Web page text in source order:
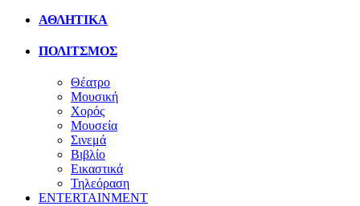
ΑΘΛΗΤΙΚΑ
ΠΟΛΙΤΣΜΟΣ
Θέατρο
Μουσική
Χορός
Μουσεία
Σινεμά
Βιβλίο
Εικαστικά
Τηλεόραση
ENTERTAINMENT